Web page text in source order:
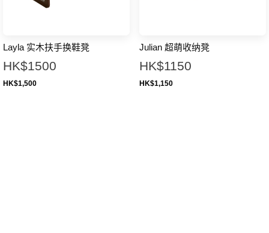
Layla 实木扶手换鞋凳
HK$1500
HK$1,500
Julian 超萌收纳凳
HK$1150
HK$1,150